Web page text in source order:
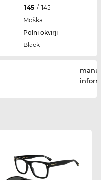
145 / 145
Moška
Polni okvirji
Black